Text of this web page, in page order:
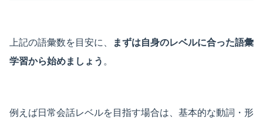
上記の語彙数を目安に、
まずは自身のレベルに合った語彙
学習から始めましょう 。
例えば日常会話レベルを目指す場合は、基本的な動詞・形